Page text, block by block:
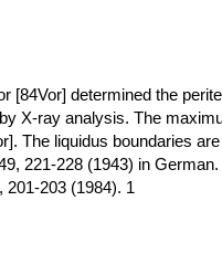
[84Vor] determined the
X-ray analysis. The
The liquidus boundaries
221-228 (1943) in
203 (1984). 1